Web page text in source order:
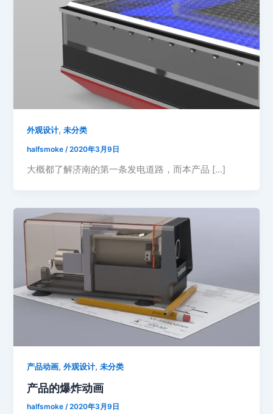
外观设计,未分类
halfsmoke/2020年3月9日
大概都了解济南的第一条发电道路，而本产品 […]
产品动画,外观设计,未分类
产品的爆炸动画
halfsmoke/2020年3月9日